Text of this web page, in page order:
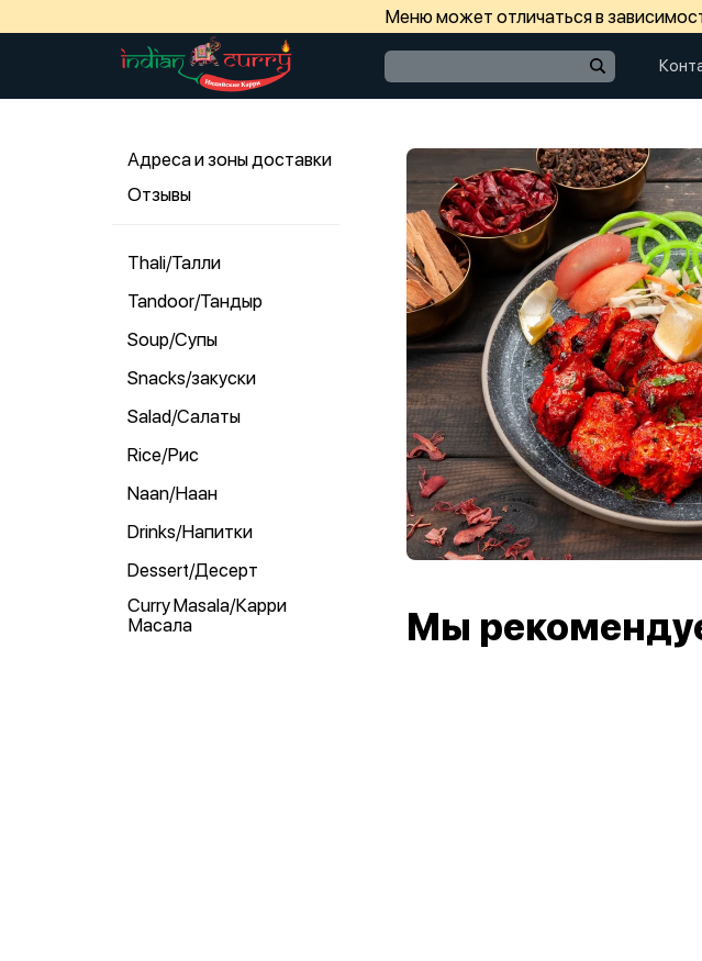
Меню может отличаться в
Адреса и зоны доставки
Отзывы
Thali/Талли
Tandoor/Тандыр
Soup/Супы
Snacks/закуски
Salad/Салаты
Rice/Рис
Naan/Наан
Drinks/Напитки
Dessert/Десерт
Curry Masala/Карри
Масала
Мы